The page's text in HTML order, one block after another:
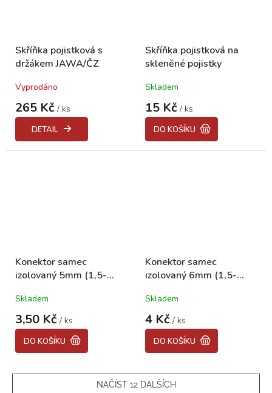
Skříňka pojistková s
držákem JAWA/ČZ
Vyprodáno
265 Kč / ks
DETAIL
Skříňka pojistková na
skleněné pojistky
Skladem
15 Kč / ks
DO KOŠÍKU
Konektor samec
izolovaný 5mm (1,5-
Skladem
3,50 Kč / ks
DO KOŠÍKU
Konektor samec
izolovaný 6mm (1,5-
Skladem
4 Kč / ks
DO KOŠÍKU
NAČÍST 12 DALŠÍCH